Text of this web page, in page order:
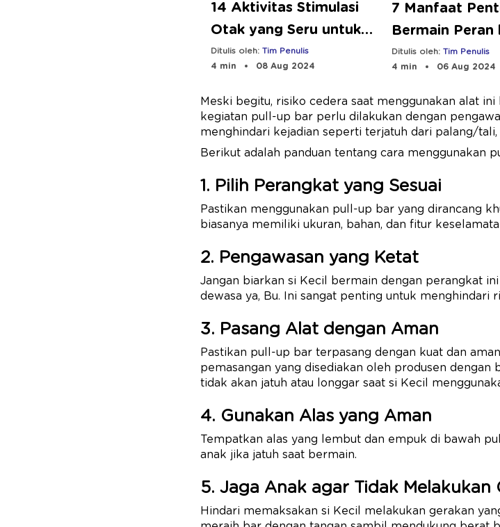
14 Aktivitas Stimulasi
Otak yang Seru untuk
Anak 2 Tahun
Ditulis oleh: Tim Penulis
4 min
08 Aug 2024
7 Manfaat
Bermain Peran
Perkembangan
Ditulis oleh: Tim Penulis
4 min
06 Aug 2024
Meski begitu, risiko cedera saat menggunakan alat ini
kegiatan pull-up bar perlu dilakukan dengan
menghindari kejadian seperti terjatuh dari palang/
Berikut adalah panduan tentang cara menggunakan
1. Pilih Perangkat yang Sesuai
Pastikan menggunakan pull-up bar yang dirancang
biasanya memiliki ukuran, bahan, dan fitur
2. Pengawasan yang Ketat
Jangan biarkan si Kecil bermain dengan perangkat
dewasa ya, Bu. Ini sangat penting untuk menghindari
3. Pasang Alat dengan Aman
Pastikan pull-up bar terpasang dengan kuat dan
pemasangan yang disediakan oleh produsen
tidak akan jatuh atau longgar saat si Kecil
4. Gunakan Alas yang Aman
Tempatkan alas yang lembut dan empuk di bawah
anak jika jatuh saat bermain.
5. Jaga Anak agar Tidak Melakukan
Hindari memaksakan si Kecil melakukan gerakan